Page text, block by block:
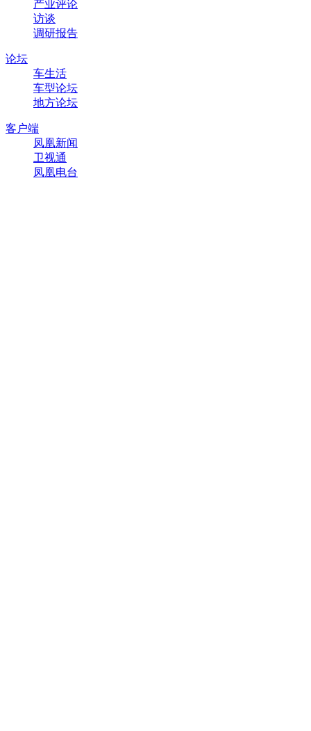
产业评论
访谈
调研报告
论坛
车生活
车型论坛
地方论坛
客户端
凤凰新闻
卫视通
凤凰电台